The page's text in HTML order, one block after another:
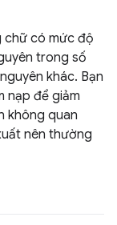
chữ có mức độ
trong số
khác. Bạn
nạp để giảm
không quan
nên thường